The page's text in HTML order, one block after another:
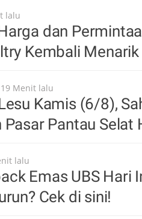
lalu
dan
Kembali Menarik
Menit lalu
Kamis (6/8),
Pasar Pantau Selat
lalu
Emas UBS Hari
Cek di sini!